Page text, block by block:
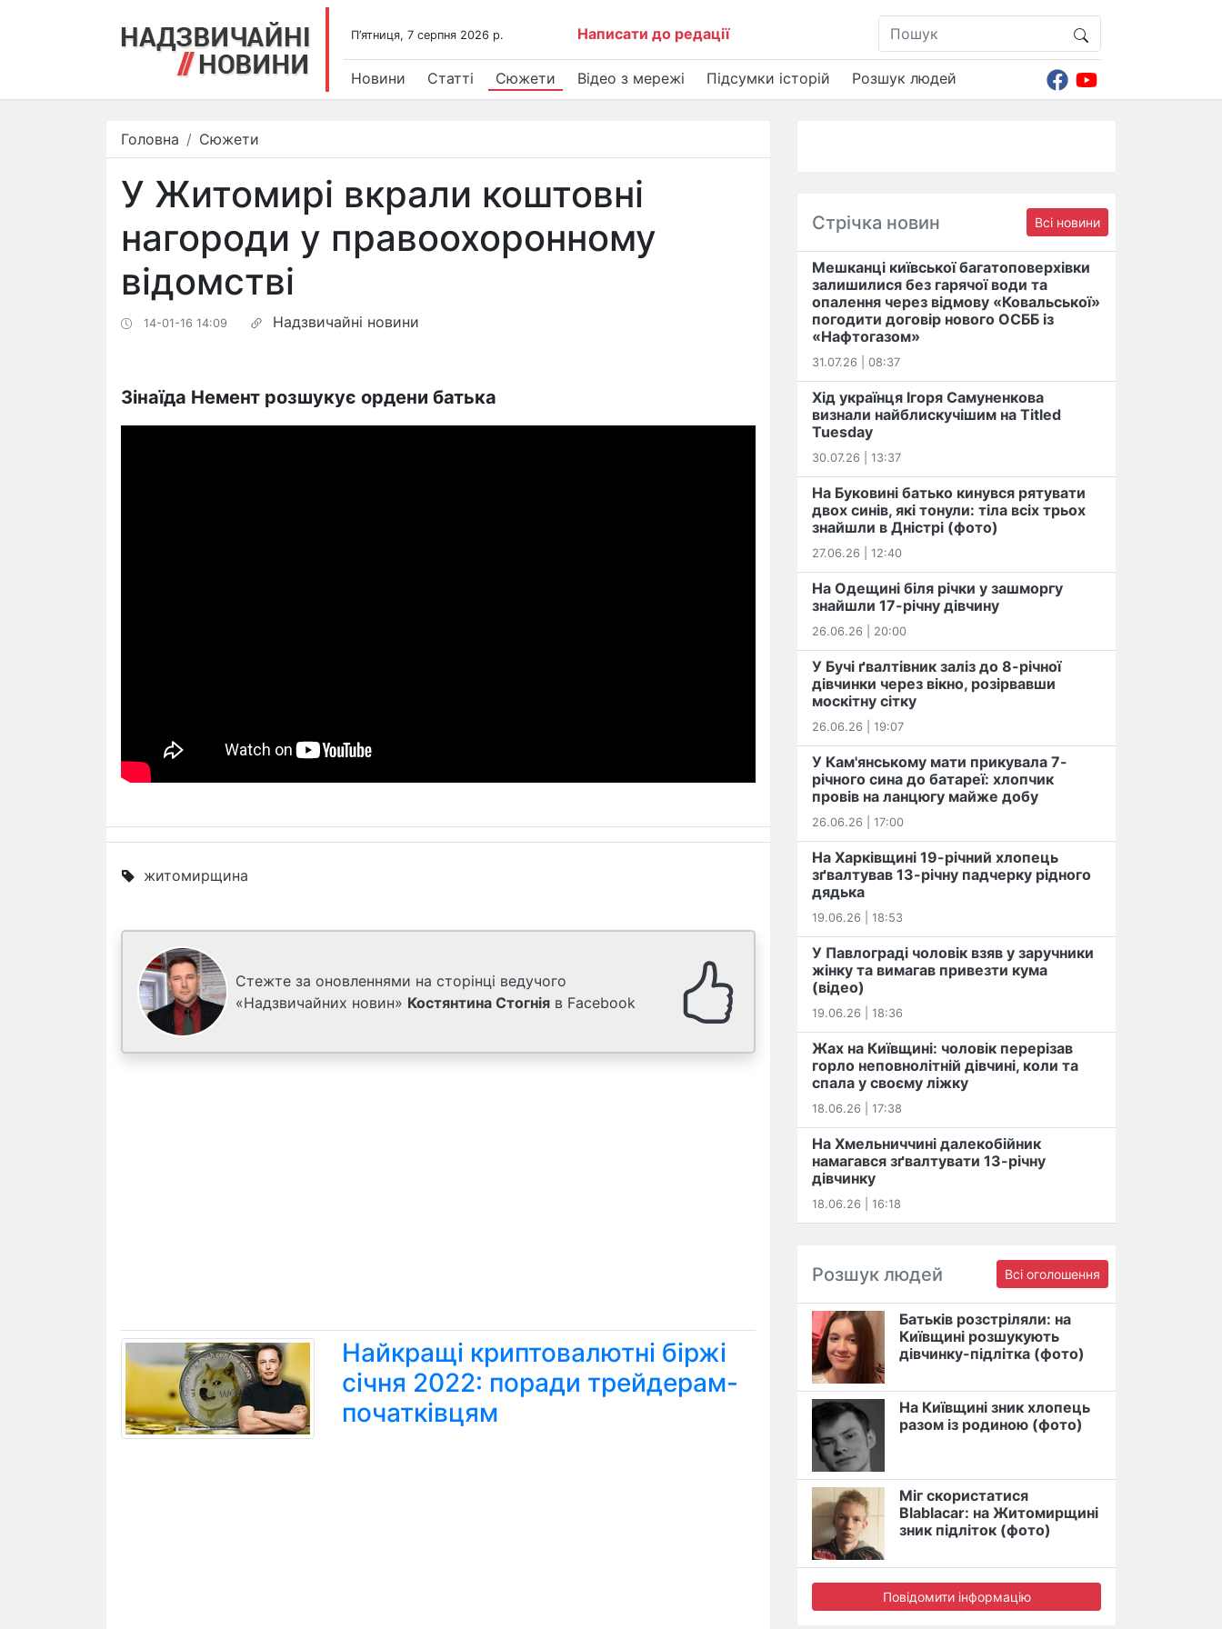
П’ятниця, 7 серпня 2026 р. Написати до редації
Новини Статті Сюжети Відео з мережі Підсумки історій Розшук людей
Головна Сюжети
У Житомирі вкрали коштовні
нагороди у правоохоронному
відомстві
14-01-16 14:09 Надзвичайні новини
Зінаїда Немент розшукує ордени батька
житомирщина
Стежте за оновленнями на сторінці ведучого
«Надзвичайних новин» Костянтина Стогнія в Facebook
Найкращі криптовалютні біржі
січня 2022: поради трейдерам-
початківцям
Стрічка новин Всі новини
Мешканці київської багатоповерхівки
залишилися без гарячої води та
опалення через відмову «Ковальської»
погодити договір нового ОСББ із
«Нафтогазом»
31.07.26 | 08:37
Хід українця Ігоря Самуненкова
визнали найблискучішим на Titled
Tuesday
30.07.26 | 13:37
На Буковині батько кинувся рятувати
двох синів, які тонули: тіла всіх трьох
знайшли в Дністрі (фото)
27.06.26 | 12:40
На Одещині біля річки у зашморгу
знайшли 17-річну дівчину
26.06.26 | 20:00
У Бучі ґвалтівник заліз до 8-річної
дівчинки через вікно, розірвавши
москітну сітку
26.06.26 | 19:07
У Кам'янському мати прикувала 7-
річного сина до батареї: хлопчик
провів на ланцюгу майже добу
26.06.26 | 17:00
На Харківщині 19-річний хлопець​
️зґвалтував 13-річну падчерку рідного
дядька
19.06.26 | 18:53
У Павлограді чоловік взяв у заручники
жінку та вимагав привезти кума
(відео)
19.06.26 | 18:36
Жах на Київщині: чоловік перерізав
горло неповнолітній дівчині, коли та
спала у своєму ліжку
18.06.26 | 17:38
На Хмельниччині далекобійник
намагався зґвалтувати 13-річну
дівчинку
18.06.26 | 16:18
Розшук людей Всі оголошення
Батьків розстріляли: на
Київщині розшукують
дівчинку-підлітка (фото)
На Київщині зник хлопець
разом із родиною (фото)
Міг скористатися
Blablacar: на Житомирщині
зник підліток (фото)
Повідомити інформацію